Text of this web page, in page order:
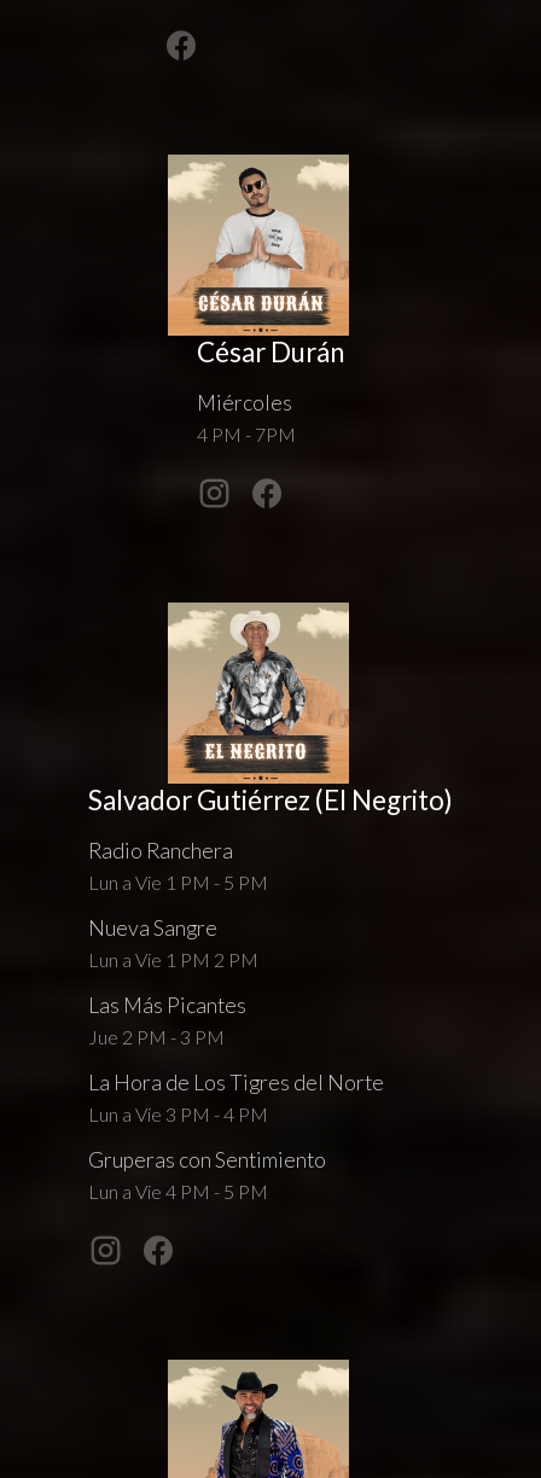
César Durán
Miércoles
4 PM - 7PM
Salvador Gutiérrez (El Negrito)
Radio Ranchera
Lun a Vie 1 PM - 5 PM
Nueva Sangre
Lun a Vie 1 PM 2 PM
Las Más Picantes
Jue 2 PM - 3 PM
La Hora de Los Tigres del Norte
Lun a Vie 3 PM - 4 PM
Gruperas con Sentimiento
Lun a Vie 4 PM - 5 PM